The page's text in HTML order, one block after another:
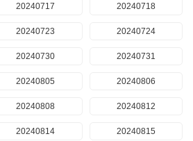
20240717 20240718
20240723 20240724
20240730 20240731
20240805 20240806
20240808 20240812
20240814 20240815